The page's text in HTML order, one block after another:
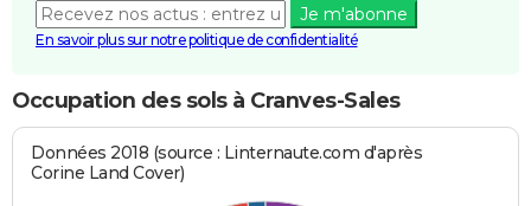
Je m'abonne
En savoir plus sur notre politique de confidentialité
Occupation des sols à Cranves-Sales
Données 2018 (source : Linternaute.com d'après
Corine Land Cover)